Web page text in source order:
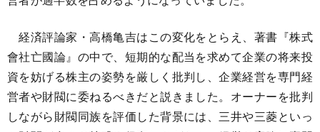
経済評論家・高橋亀吉はこの変化をとらえ、著書『株式
會社亡國論』の中で、短期的な配当を求めて企業の将来投
資を妨げる株主の姿勢を厳しく批判し、企業経営を専門経
営者や財閥に委ねるべきだと説きました。オーナーを批判
しながら財閥同族を評価した背景には、三井や三菱といっ